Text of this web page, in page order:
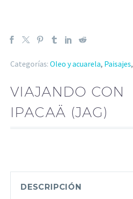
Categorías: Oleo y acuarela, Paisajes,
VIAJANDO CON
IPACAÄ (JAG)
DESCRIPCIÓN